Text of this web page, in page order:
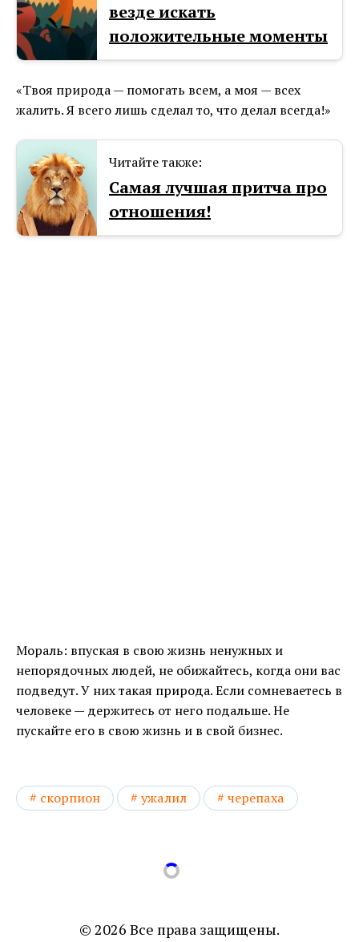
везде искать
положительные моменты
«Твоя природа — помогать всем, а моя — всех
жалить. Я всего лишь сделал то, что делал всегда!»
Читайте также:
Самая лучшая притча про
отношения!
Мораль: впуская в свою жизнь ненужных и
непорядочных людей, не обижайтесь, когда они вас
подведут. У них такая природа. Если сомневаетесь в
человеке — держитесь от него подальше. Не
пускайте его в свою жизнь и в свой бизнес.
скорпион ужалил черепаха
© 2026 Все права защищены.